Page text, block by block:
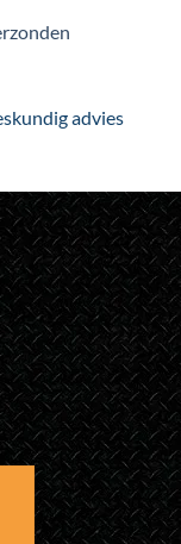
gekozen
de
productpagina
advies